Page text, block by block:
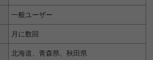
一般ユーザー
月に数回
北海道、青森県、秋田県